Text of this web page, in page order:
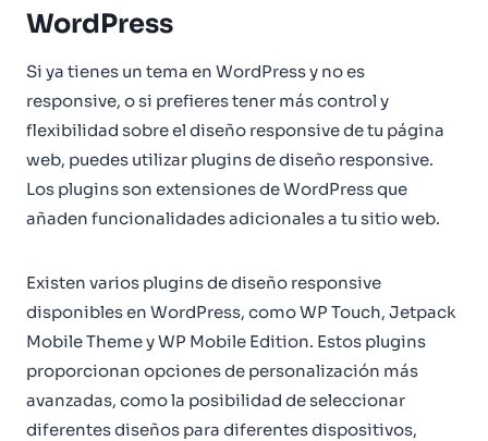
WordPress
Si ya tienes un tema en WordPress y no es
responsive, o si prefieres tener más control y
flexibilidad sobre el diseño responsive de tu página
web, puedes utilizar plugins de diseño responsive.
Los plugins son extensiones de WordPress que
añaden funcionalidades adicionales a tu sitio web.
Existen varios plugins de diseño responsive
disponibles en WordPress, como WP Touch, Jetpack
Mobile Theme y WP Mobile Edition. Estos plugins
proporcionan opciones de personalización más
avanzadas, como la posibilidad de seleccionar
diferentes diseños para diferentes dispositivos,